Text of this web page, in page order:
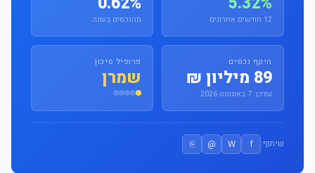
12 חודשים אחרונים מהנכסים בשנה
היקף נכסים
89 מיליון ₪
עודכן: 7 באוגוסט 2026
פרופיל סיכון
שמרן
שיתוף: f
W
@
⎘